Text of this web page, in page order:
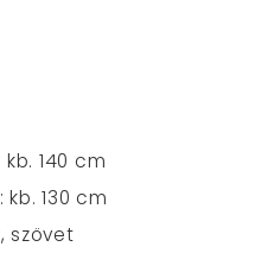
kb. 140 cm
: kb. 130 cm
szövet